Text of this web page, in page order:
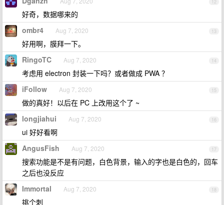
12
好奇，数据哪来的
13
ombr4 Aug 7, 2020
好用啊，膜拜一下。
14
RingoTC Aug 7, 2020
考虑用 electron 封装一下吗？或者做成 PWA ？
15
iFollow Aug 7, 2020
做的真好！以后在 PC 上改用这个了 ~
16
longjiahui Aug 7, 2020
ui 好好看啊
17
AngusFish Aug 7, 2020
搜索功能是不是有问题，白色背景，输入的字也是白色的，回车
之后也没反应
18
Immortal Aug 7, 2020
挑个刺